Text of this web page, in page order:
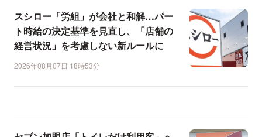
スシロー「労組」が会社と和解…パー
ト時給の決定基準を見直し、「店舗の
経営状況」を考慮しない新ルールに
2026年08月07日 18時53分